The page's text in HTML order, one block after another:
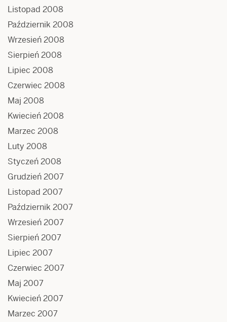
Listopad 2008
Październik 2008
Wrzesień 2008
Sierpień 2008
Lipiec 2008
Czerwiec 2008
Maj 2008
Kwiecień 2008
Marzec 2008
Luty 2008
Styczeń 2008
Grudzień 2007
Listopad 2007
Październik 2007
Wrzesień 2007
Sierpień 2007
Lipiec 2007
Czerwiec 2007
Maj 2007
Kwiecień 2007
Marzec 2007